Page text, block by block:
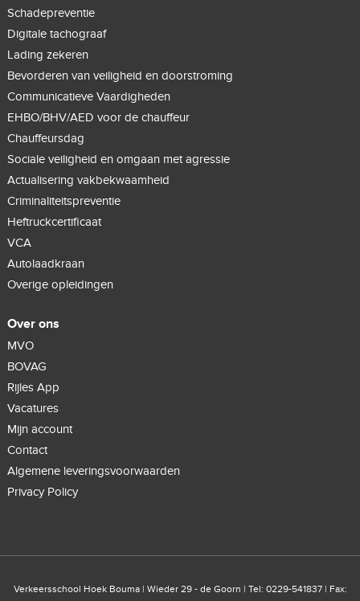
Schadepreventie
Digitale tachograaf
Lading zekeren
Bevorderen van veiligheid en doorstroming
Communicatieve Vaardigheden
EHBO/BHV/AED voor de chauffeur
Chauffeursdag
Sociale veiligheid en omgaan met agressie
Actualisering vakbekwaamheid
Criminaliteitspreventie
Heftruckcertificaat
VCA
Autolaadkraan
Overige opleidingen
Over ons
MVO
BOVAG
Rijles App
Vacatures
Mijn account
Contact
Algemene leveringsvoorwaarden
Privacy Policy
Verkeersschool Hoek Bouma | Wieder 29 - de Goorn | Tel: 0229-541837 | Fax: